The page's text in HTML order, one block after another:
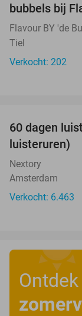
bubbels bij
Flavour BY 'de
Tiel
Verkocht: 202
60 dagen
luisteruren)
Nextory
Amsterdam
Verkocht: 6.463